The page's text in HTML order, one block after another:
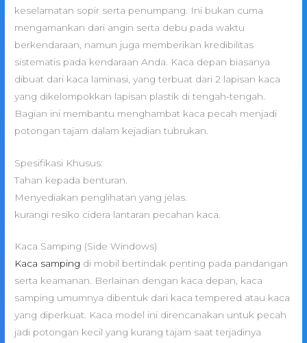
keselamatan sopir serta penumpang. Ini bukan cuma
mengamankan dari angin serta debu pada waktu
berkendaraan, namun juga memberikan kredibilitas
sistematis pada kendaraan Anda. Kaca depan biasanya
dibuat dari kaca laminasi, yang terbuat dari 2 lapisan kaca
yang dikelompokkan lapisan plastik di tengah-tengah.
Bagian ini membantu menghambat kaca pecah menjadi
potongan tajam dalam kejadian tubrukan.
Spesifikasi Khusus:
Tahan kepada benturan.
Menyediakan penglihatan yang jelas.
kurangi resiko cidera lantaran pecahan kaca.
Kaca Samping (Side Windows)
Kaca samping di mobil bertindak penting pada pandangan
serta keamanan. Berlainan dengan kaca depan, kaca
samping umumnya dibentuk dari kaca tempered atau kaca
yang diperkuat. Kaca model ini direncanakan untuk pecah
jadi potongan kecil yang kurang tajam saat terjadinya